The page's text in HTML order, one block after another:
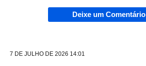
Deixe um Comentário
7 DE JULHO DE 2026 14:01